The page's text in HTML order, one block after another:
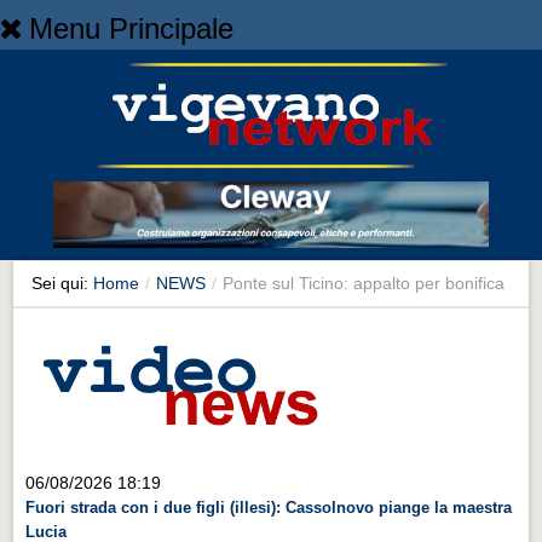
Menu Principale
NEWS
Cronaca
Cronaca
Artes et Artificia
Territorio
Territorio
Sei qui: Home / NEWS / Ponte sul Ticino: appalto per bonifica
06/08/2026 18:19
Fuori strada con i due figli (illesi): Cassolnovo piange la maestra
Lucia